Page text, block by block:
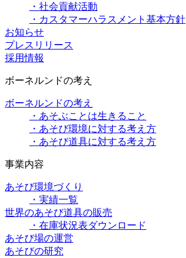
・社会貢献活動
・カスタマーハラスメント基本方針
お知らせ
プレスリリース
採用情報
ボーネルンドの考え
ボーネルンドの考え
・あそぶことは生きること
・あそび環境に対する考え方
・あそび道具に対する考え方
事業内容
あそび環境づくり
・実績一覧
世界のあそび道具の販売
・在庫状況表ダウンロード
あそび場の運営
あそびの研究